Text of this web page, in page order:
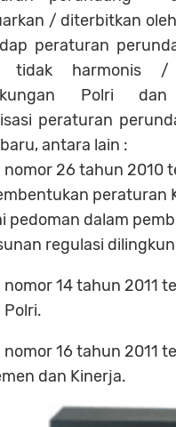
/ diterbitkan
peraturan
tidak harmonis /
Polri dan
peraturan
antara lain :
nomor 26 tahun 2010
peraturan
pedoman dalam
regulasi
nomor 14 tahun 2011
Polri.
nomor 16 tahun 2011
dan Kinerja.